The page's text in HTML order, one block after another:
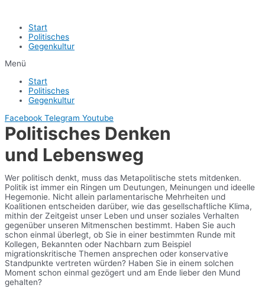
Start
Politisches
Gegenkultur
Menü
Start
Politisches
Gegenkultur
Facebook Telegram Youtube
Politisches Denken
und Lebensweg
Wer politisch denkt, muss das Metapolitische stets mitdenken.
Politik ist immer ein Ringen um Deutungen, Meinungen und ideelle
Hegemonie. Nicht allein parlamentarische Mehrheiten und
Koalitionen entscheiden darüber, wie das gesellschaftliche Klima,
mithin der Zeitgeist unser Leben und unser soziales Verhalten
gegenüber unseren Mitmenschen bestimmt. Haben Sie auch
schon einmal überlegt, ob Sie in einer bestimmten Runde mit
Kollegen, Bekannten oder Nachbarn zum Beispiel
migrationskritische Themen ansprechen oder konservative
Standpunkte vertreten würden? Haben Sie in einem solchen
Moment schon einmal gezögert und am Ende lieber den Mund
gehalten?